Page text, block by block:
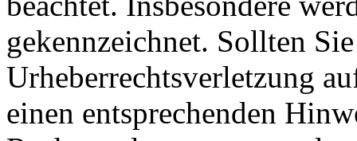
gekennzeichnet. Sollten
Urheberrechtsverletzung
einen entsprechenden